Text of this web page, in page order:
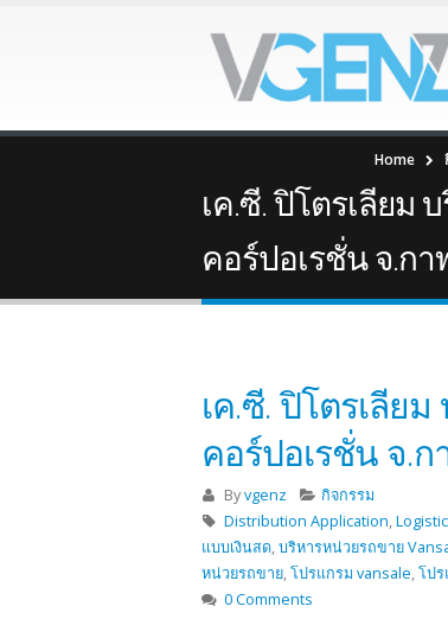
Home
เค.ซี. ปิโตรเลียม
คอร์ปอเรชั่น จ.ก
เค.ซี. ปิโตรเลีย
คอร์ปอเรชั่น จ.
Byvgenz
กิจกรรม
Distribution Application,Logistic
แบบเงินสด,บริหารหน่วยรถขาย
หน่วยรถขาย,โปรแกรม vansale,โป
0 Comments